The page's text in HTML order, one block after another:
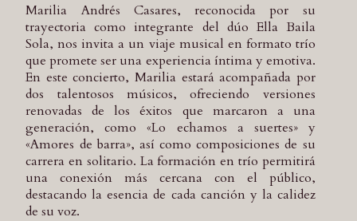
Marilia Andrés Casares, reconocida por su
trayectoria como integrante del dúo Ella Baila
Sola, nos invita a un viaje musical en formato trío
que promete ser una experiencia íntima y emotiva.
En este concierto, Marilia estará acompañada por
dos talentosos músicos, ofreciendo versiones
renovadas de los éxitos que marcaron a una
generación, como «Lo echamos a suertes» y
«Amores de barra», así como composiciones de su
carrera en solitario. La formación en trío permitirá
una conexión más cercana con el público,
destacando la esencia de cada canción y la calidez
de su voz.